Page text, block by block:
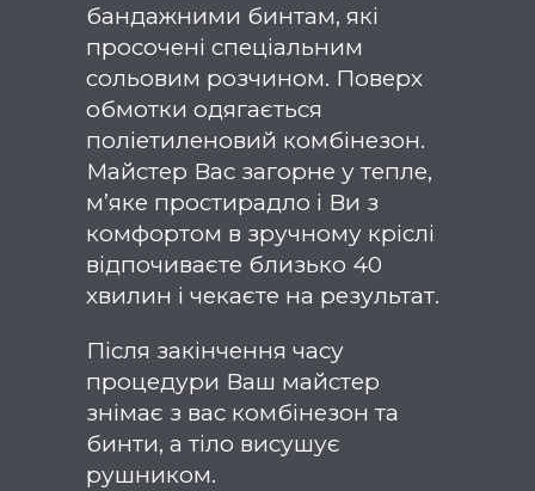
бандажними бинтам, які
просочені спеціальним
сольовим розчином. Поверх
обмотки одягається
поліетиленовий комбінезон.
Майстер Вас загорне у тепле,
м’яке простирадло і Ви з
комфортом в зручному кріслі
відпочиваєте близько 40
хвилин і чекаєте на результат.
Після закінчення часу
процедури Ваш майстер
знімає з вас комбінезон та
бинти, а тіло висушує
рушником.